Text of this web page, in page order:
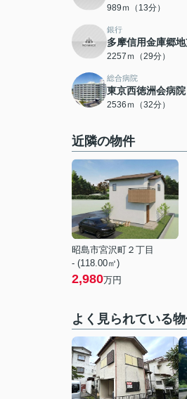
989ｍ（13分）
銀行
多摩信用金庫郷
2257ｍ（29分）
総合病院
東京西徳洲会病院
2536ｍ（32分）
近隣の物件
昭島市宮沢町２丁目
- (118.00㎡)
2,980万円
よく見られている